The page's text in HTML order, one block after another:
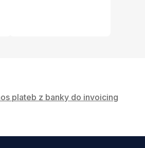
plateb z banky do invoicing